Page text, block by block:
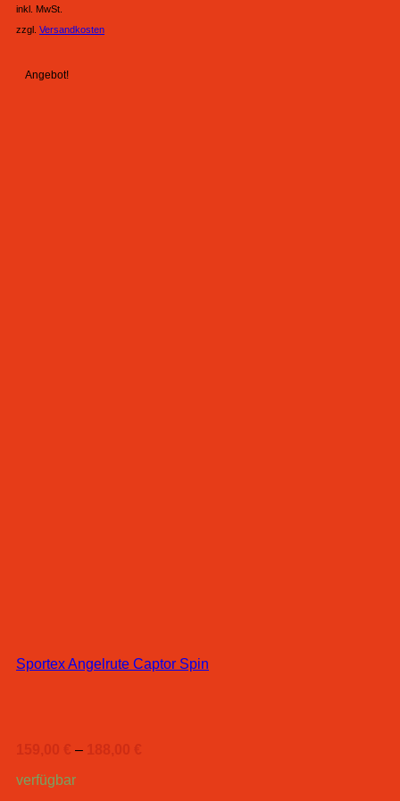
inkl. MwSt.
zzgl. Versandkosten
Angebot!
Sportex Angelrute Captor Spin
159,00 € – 188,00 €
verfügbar